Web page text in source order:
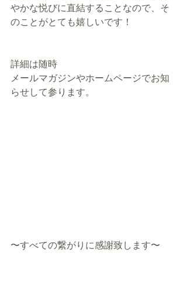
やかな悦びに直結することなので、そ
のことがとても嬉しいです！
詳細は随時
メールマガジンやホームページでお知
らせして参ります。
〜すべての繋がりに感謝致します〜